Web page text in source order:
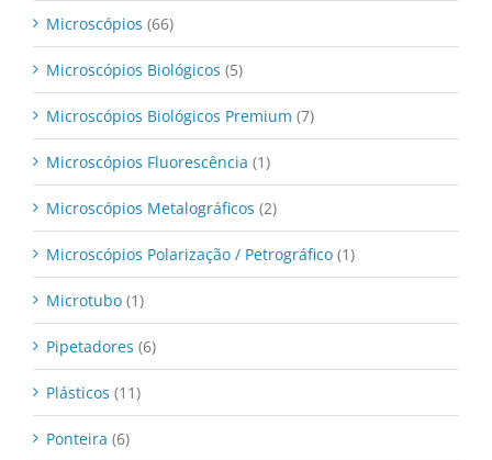
Microscópios (66)
Microscópios Biológicos (5)
Microscópios Biológicos Premium (7)
Microscópios Fluorescência (1)
Microscópios Metalográficos (2)
Microscópios Polarização / Petrográfico (1)
Microtubo (1)
Pipetadores (6)
Plásticos (11)
Ponteira (6)